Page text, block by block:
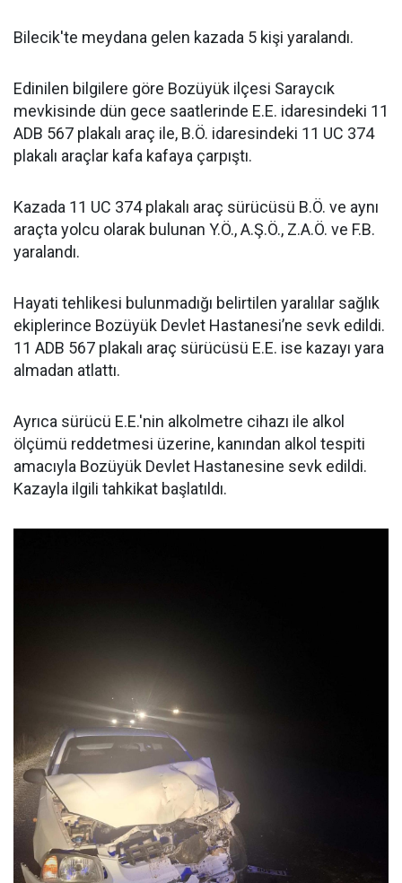
Bilecik'te meydana gelen kazada 5 kişi yaralandı.
Edinilen bilgilere göre Bozüyük ilçesi Saraycık
mevkisinde dün gece saatlerinde E.E. idaresindeki 11
ADB 567 plakalı araç ile, B.Ö. idaresindeki 11 UC 374
plakalı araçlar kafa kafaya çarpıştı.
Kazada 11 UC 374 plakalı araç sürücüsü B.Ö. ve aynı
araçta yolcu olarak bulunan Y.Ö., A.Ş.Ö., Z.A.Ö. ve F.B.
yaralandı.
Hayati tehlikesi bulunmadığı belirtilen yaralılar sağlık
ekiplerince Bozüyük Devlet Hastanesi’ne sevk edildi.
11 ADB 567 plakalı araç sürücüsü E.E. ise kazayı yara
almadan atlattı.
Ayrıca sürücü E.E.'nin alkolmetre cihazı ile alkol
ölçümü reddetmesi üzerine, kanından alkol tespiti
amacıyla Bozüyük Devlet Hastanesine sevk edildi.
Kazayla ilgili tahkikat başlatıldı.